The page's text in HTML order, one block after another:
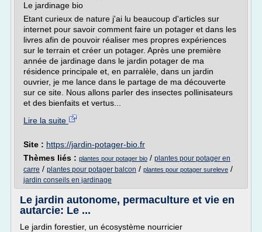
Le jardinage bio
Etant curieux de nature j'ai lu beaucoup d'articles sur
internet pour savoir comment faire un potager et dans les
livres afin de pouvoir réaliser mes propres expériences
sur le terrain et créer un potager. Après une première
année de jardinage dans le jardin potager de ma
résidence principale et, en parralèle, dans un jardin
ouvrier, je me lance dans le partage de ma découverte
sur ce site. Nous allons parler des insectes pollinisateurs
et des bienfaits et vertus...
Lire la suite
Site : https://jardin-potager-bio.fr
Thèmes liés : plantes pour potager bio / plantes pour potager en
carre / plantes pour potager balcon / plantes pour potager sureleve /
jardin conseils en jardinage
Le jardin autonome, permaculture et vie en
autarcie: Le ...
Le jardin forestier, un écosystème nourricier